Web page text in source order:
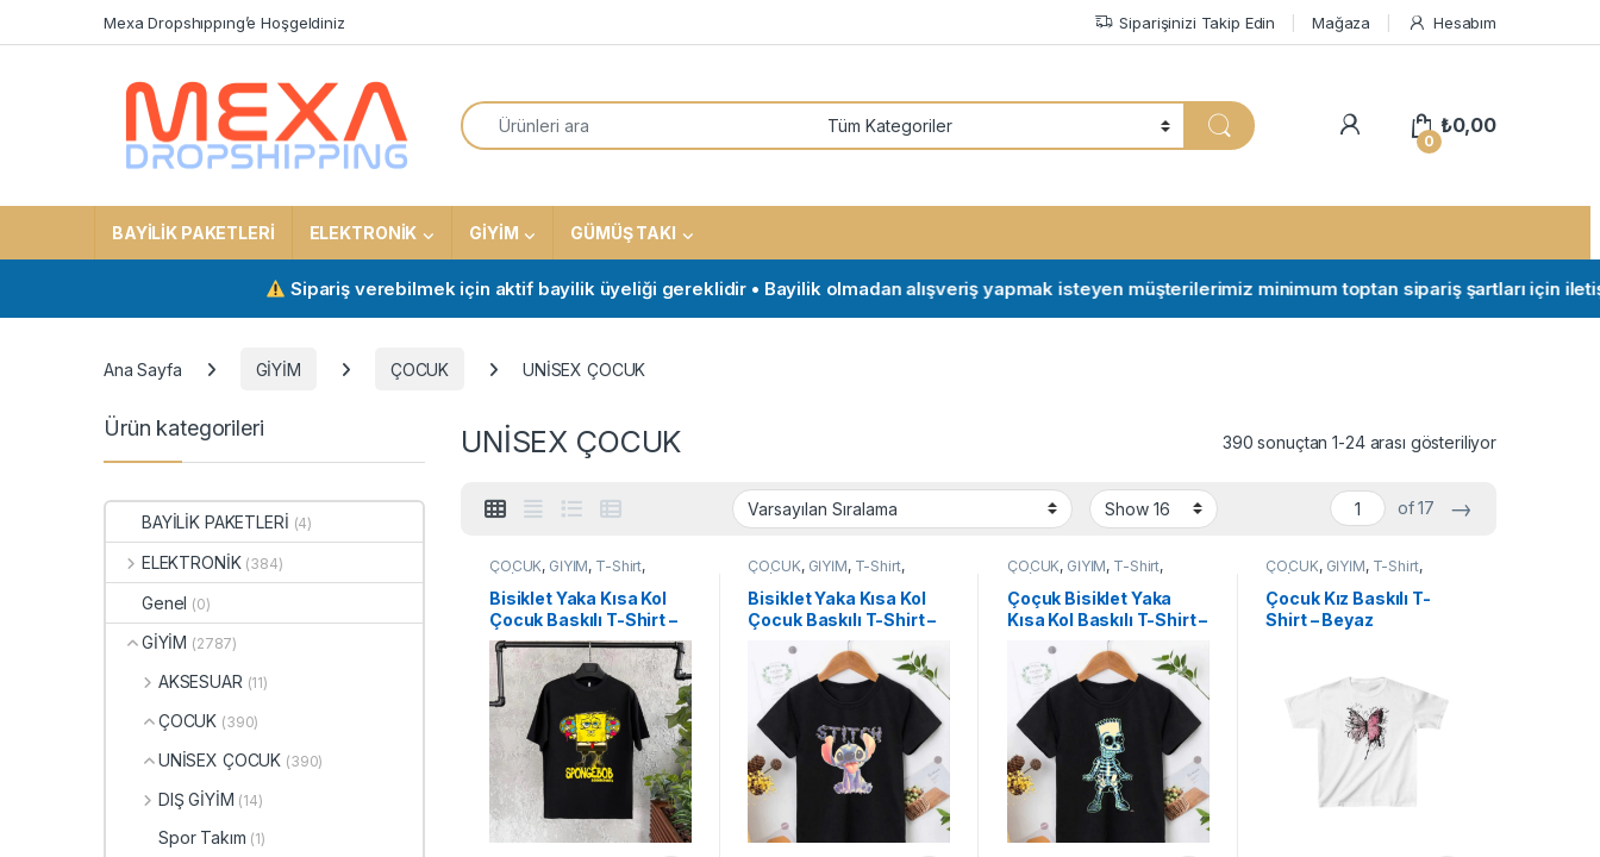
Mexa Dropshıppıng’e Hoşgeldiniz Siparişinizi Takip Edin Mağaza Hesabım
Search for:
My Account
0
₺0,00
BAYİLİK PAKETLERİ ELEKTRONİK GİYİM GÜMÜŞ TAKI
Sipariş verebilmek için aktif bayilik üyeliği gereklidir • Bayilik olmadan alışveriş yapmak isteyen müşterilerimiz minimum toptan sipariş şartları için iletişime
Ana Sayfa GİYİM ÇOCUK UNİSEX ÇOCUK
UNİSEX ÇOCUK 390 sonuçtan 1-24 arası gösteriliyor
of 17 →
ÇOCUK, GİYİM, T-Shirt,
UNİSEX ÇOCUK
Bisiklet Yaka Kısa Kol
Çocuk Baskılı T-Shirt –
Siyah
ÇOCUK, GİYİM, T-Shirt,
UNİSEX ÇOCUK
Bisiklet Yaka Kısa Kol
Çocuk Baskılı T-Shirt –
Siyah
ÇOCUK, GİYİM, T-Shirt,
UNİSEX ÇOCUK
Çoçuk Bisiklet Yaka
Kısa Kol Baskılı T-Shirt –
Siyah
ÇOCUK, GİYİM, T-Shirt,
UNİSEX ÇOCUK
Çocuk Kız Baskılı T-
Shirt – Beyaz
Ürün kategorileri
BAYİLİK PAKETLERİ (4)
ELEKTRONİK (384)
Genel (0)
GİYİM (2787)
AKSESUAR (11)
ÇOCUK (390)
UNİSEX ÇOCUK (390)
DIŞ GİYİM (14)
Spor Takım (1)